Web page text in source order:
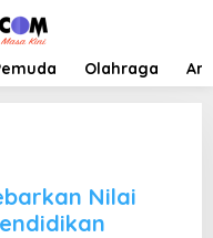
Olahraga
Nilai